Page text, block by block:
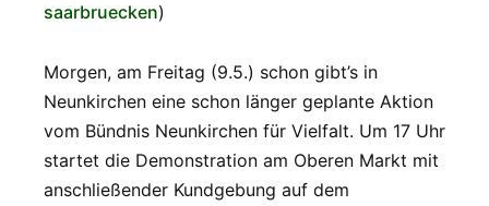
saarbruecken)
Morgen, am Freitag (9.5.) schon gibt’s in
Neunkirchen eine schon länger geplante Aktion
vom Bündnis Neunkirchen für Vielfalt. Um 17 Uhr
startet die Demonstration am Oberen Markt mit
anschließender Kundgebung auf dem